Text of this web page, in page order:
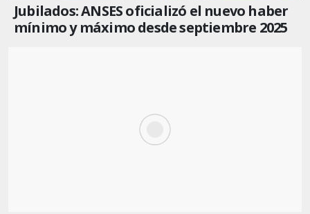
Jubilados: ANSES oficializó el nuevo haber
mínimo y máximo desde septiembre 2025